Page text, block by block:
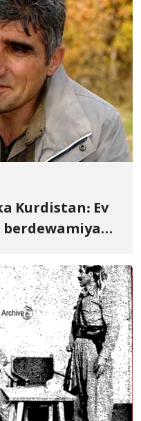
Kurdistan: Ev